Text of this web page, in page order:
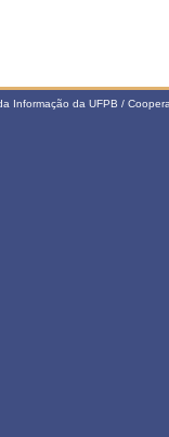
Informação da UFPB /